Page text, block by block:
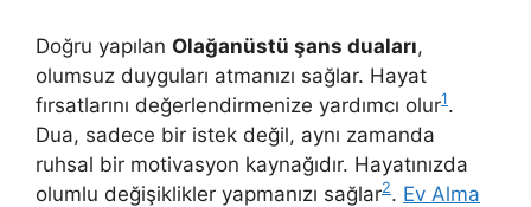
Doğru yapılan Olağanüstü şans duaları,
olumsuz duyguları atmanızı sağlar. Hayat
fırsatlarını değerlendirmenize yardımcı olur1.
Dua, sadece bir istek değil, aynı zamanda
ruhsal bir motivasyon kaynağıdır. Hayatınızda
olumlu değişiklikler yapmanızı sağlar2. Ev Alma